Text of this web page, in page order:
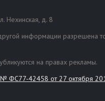
Нехинская, д. 8
информации разрешена
на правах рекламы.
ФС77-42458 от 27 октября